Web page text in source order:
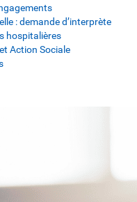
: demande d’interprète
hospitalières
Action Sociale